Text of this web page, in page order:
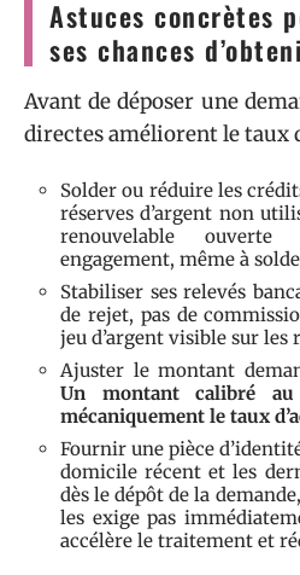
Astuces concrètes
ses chances
Avant de déposer une
directes améliorent le taux
Solder ou réduire les
réserves d’argent non
renouvelable
engagement, même à
Stabiliser ses relevés
de rejet, pas de
jeu d’argent visible sur les
Ajuster le montant
Un montant calibré
mécaniquement le taux
Fournir une pièce
domicile récent et les
dès le dépôt de la
les exige pas
accélère le traitement et